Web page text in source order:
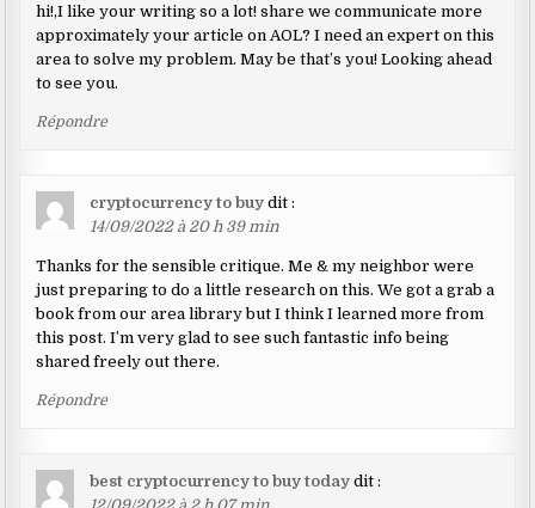
hi!,I like your writing so a lot! share we communicate more
approximately your article on AOL? I need an expert on this
area to solve my problem. May be that’s you! Looking ahead
to see you.
Répondre
cryptocurrency to buy dit :
14/09/2022 à 20 h 39 min
Thanks for the sensible critique. Me & my neighbor were
just preparing to do a little research on this. We got a grab a
book from our area library but I think I learned more from
this post. I’m very glad to see such fantastic info being
shared freely out there.
Répondre
best cryptocurrency to buy today dit :